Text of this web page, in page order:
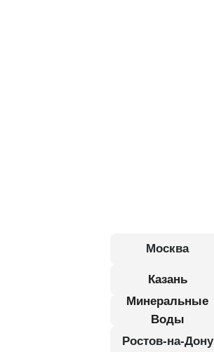
Москва
Казань
Минеральные
Воды
Ростов-на-Дону